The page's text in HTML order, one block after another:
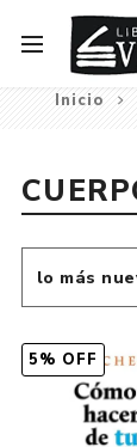
Inicio
5% OFF